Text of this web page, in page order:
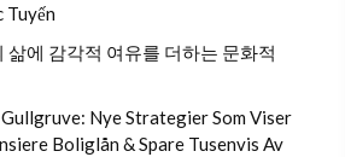
Tuyến
삶에 감각적 여유를 더하는 문화적
Nye Strategier Som Viser
Boliglån & Spare Tusenvis Av